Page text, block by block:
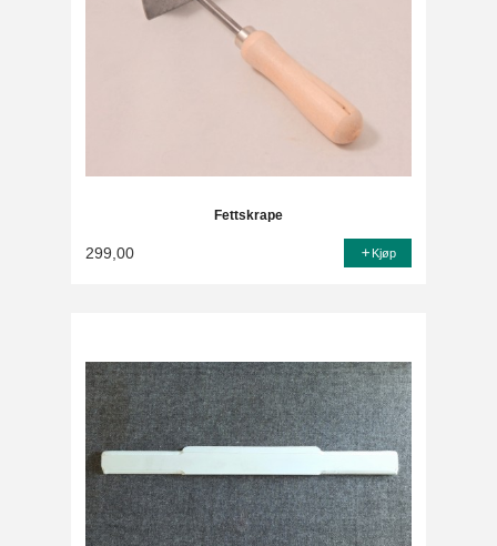
Fettskrape
299,00 Kjøp